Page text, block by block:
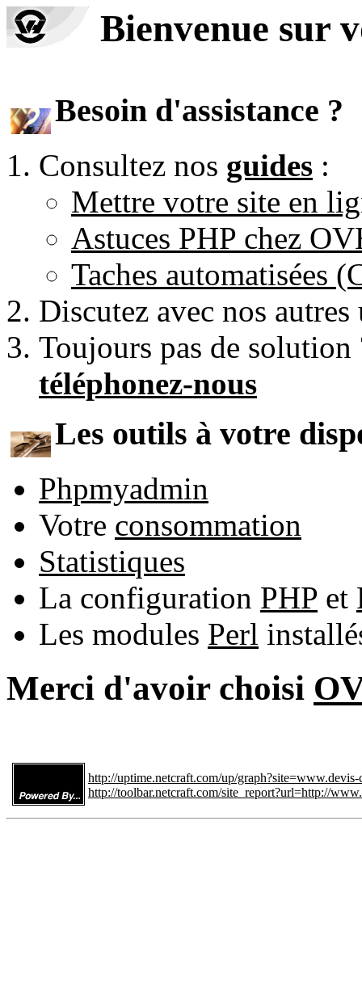
Bienvenue sur
Besoin d'assistance ?
Consultez nos guides :
Mettre votre site en
Astuces PHP chez
Taches automatisées
Discutez avec nos
Toujours pas de
téléphonez-nous
Les outils à votre
Phpmyadmin
Votre consommation
Statistiques
La configuration PHP et
Les modules Perl
Merci d'avoir choisi
http://uptime.netcraft.com/up/graph?site=www.devis-
http://toolbar.netcraft.com/site_report?url=http://